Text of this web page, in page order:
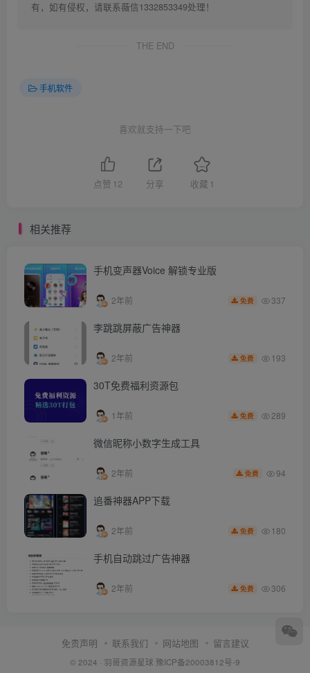
有，如有侵权，请联系薇信1332853349处理！
THE END
手机软件
喜欢就支持一下吧
点赞 12 分享 收藏 1
相关推荐
手机变声器Voice 解锁专业版
2年前 免费 337
李跳跳屏蔽广告神器
2年前 免费 193
30T免费福利资源包
1年前 免费 289
微信昵称小数字生成工具
2年前 免费 94
追番神器APP下载
2年前 免费 180
手机自动跳过广告神器
2年前 免费 306
免责声明 联系我们 网站地图 留言建议
© 2024 · 羽哥资源星球 豫ICP备20003812号-9